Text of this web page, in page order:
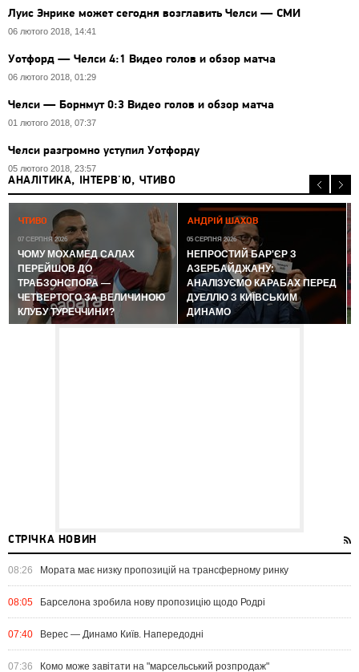
Луис Энрике может сегодня возглавить Челси — СМИ
06 лютого 2018, 14:41
Уотфорд — Челси 4:1 Видео голов и обзор матча
06 лютого 2018, 01:29
Челси — Борнмут 0:3 Видео голов и обзор матча
01 лютого 2018, 07:37
Челси разгромно уступил Уотфорду
05 лютого 2018, 23:57
АНАЛІТИКА, ІНТЕРВ'Ю, ЧТИВО
ЧТИВО
07 СЕРПНЯ 2026
ЧОМУ МОХАМЕД САЛАХ
ПЕРЕЙШОВ ДО
ТРАБЗОНСПОРА —
ЧЕТВЕРТОГО ЗА ВЕЛИЧИНОЮ
КЛУБУ ТУРЕЧЧИНИ?
АНДРІЙ ШАХОВ
05 СЕРПНЯ 2026
НЕПРОСТИЙ БАР'ЄР З
АЗЕРБАЙДЖАНУ:
АНАЛІЗУЄМО КАРАБАХ ПЕРЕД
ДУЕЛЛЮ З КИЇВСЬКИМ
ДИНАМО
СТРІЧКА НОВИН
08:26 Мората має низку пропозицій на трансферному ринку
08:05 Барселона зробила нову пропозицію щодо Родрі
07:40 Верес — Динамо Київ. Напередодні
07:36 Комо може завітати на "марсельський розпродаж"